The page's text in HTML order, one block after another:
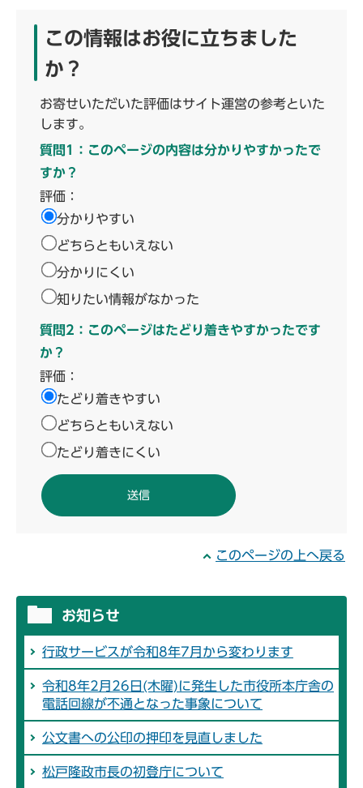
この情報はお役に立ちました
か？
お寄せいただいた評価はサイト運営の参考といた
します。
質問1：このページの内容は分かりやすかったで
すか？
評価：
分かりやすい
どちらともいえない
分かりにくい
知りたい情報がなかった
質問2：このページはたどり着きやすかったです
か？
評価：
たどり着きやすい
どちらともいえない
たどり着きにくい
このページの上へ戻る
お知らせ
行政サービスが令和8年7月から変わります
令和8年2月26日(木曜)に発生した市役所本庁舎の
電話回線が不通となった事象について
公文書への公印の押印を見直しました
松戸隆政市長の初登庁について